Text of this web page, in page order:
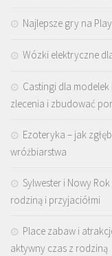
Najlepsze gry na
Wózki elektryczne
Castingi dla
zlecenia i zbudować
Ezoteryka – jak
wróżbiarstwa
Sylwester i Nowy
rodziną i przyjaciółmi
Place zabaw i
aktywny czas z rodziną